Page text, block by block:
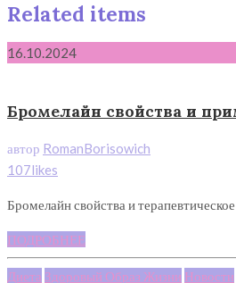
Related items
16.10.2024
Бромелайн свойства и
автор RomanBorisowich
107likes
Бромелайн свойства и
ПОДРОБНЕЕ
Диета Здоровый Образ Жизни Новости